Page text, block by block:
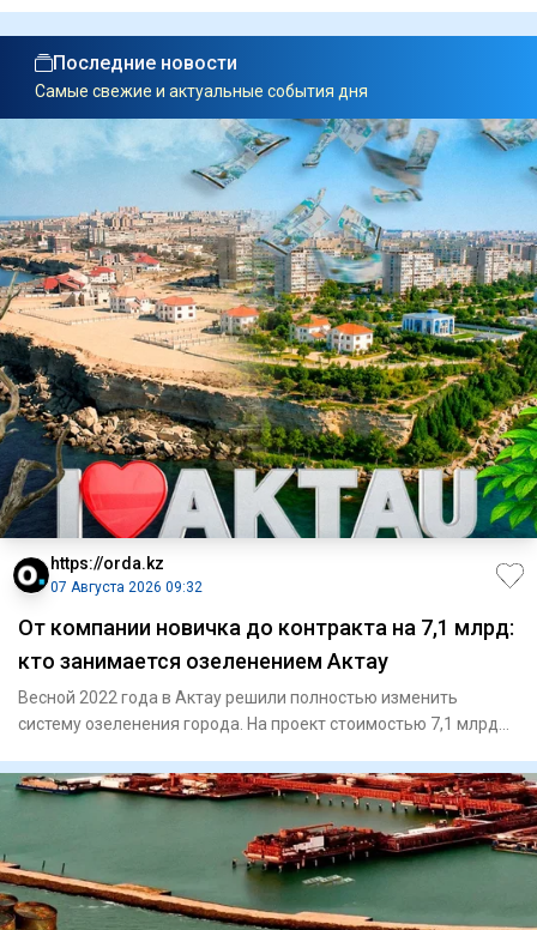
Последние новости
Самые свежие и актуальные события дня
https://orda.kz
07 Августа 2026 09:32
От компании новичка до контракта на 7,1 млрд:
кто занимается озеленением Актау
Весной 2022 года в Актау решили полностью изменить
систему озеленения города. На проект стоимостью 7,1 млрд